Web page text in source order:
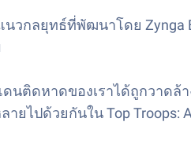
แนวกลยุทธ์ที่พัฒนาโดย
ติดหาดของเราได้ถูกวาด
ยไปด้วยกันใน Top Troops: